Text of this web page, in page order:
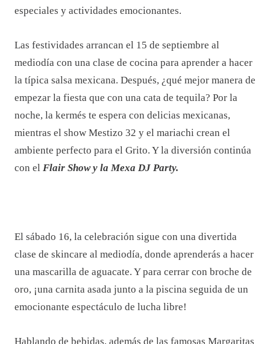
especiales y actividades emocionantes.
Las festividades arrancan el 15 de septiembre al
mediodía con una clase de cocina para aprender a hacer
la típica salsa mexicana. Después, ¿qué mejor manera de
empezar la fiesta que con una cata de tequila? Por la
noche, la kermés te espera con delicias mexicanas,
mientras el show Mestizo 32 y el mariachi crean el
ambiente perfecto para el Grito. Y la diversión continúa
con el Flair Show y la Mexa DJ Party.
El sábado 16, la celebración sigue con una divertida
clase de skincare al mediodía, donde aprenderás a hacer
una mascarilla de aguacate. Y para cerrar con broche de
oro, ¡una carnita asada junto a la piscina seguida de un
emocionante espectáculo de lucha libre!
Hablando de bebidas, además de las famosas Margaritas